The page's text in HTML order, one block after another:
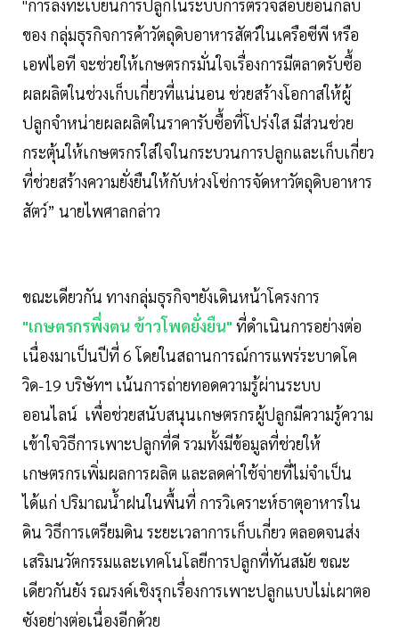
"การลงทะเบียนการปลูกในระบบการตรวจสอบย้อนกลับ
ของ กลุ่มธุรกิจการค้าวัตถุดิบอาหารสัตว์ในเครือซีพี หรือ
เอฟไอที จะช่วยให้เกษตรกรมั่นใจเรื่องการมีตลาดรับซื้อ
ผลผลิตในช่วงเก็บเกี่ยวที่แน่นอน ช่วยสร้างโอกาสให้ผู้
ปลูกจำหน่ายผลผลิตในราคารับซื้อที่โปร่งใส มีส่วนช่วย
กระตุ้นให้เกษตรกรใส่ใจในกระบวนการปลูกและเก็บเกี่ยว
ที่ช่วยสร้างความยั่งยืนให้กับห่วงโซ่การจัดหาวัตถุดิบอาหาร
สัตว์” นายไพศาลกล่าว
ขณะเดียวกัน ทางกลุ่มธุรกิจฯยังเดินหน้าโครงการ
"เกษตรกรพึ่งตน ข้าวโพดยั่งยืน" ที่ดำเนินการอย่างต่อ
เนื่องมาเป็นปีที่ 6 โดยในสถานการณ์การแพร่ระบาดโค
วิด-19 บริษัทฯ เน้นการถ่ายทอดความรู้ผ่านระบบ
ออนไลน์ เพื่อช่วยสนับสนุนเกษตรกรผู้ปลูกมีความรู้ความ
เข้าใจวิธีการเพาะปลูกที่ดี รวมทั้งมีข้อมูลที่ช่วยให้
เกษตรกรเพิ่มผลการผลิต และลดค่าใช้จ่ายที่ไม่จำเป็น
ได้แก่ ปริมาณน้ำฝนในพื้นที่ การวิเคราะห์ธาตุอาหารใน
ดิน วิธีการเตรียมดิน ระยะเวลาการเก็บเกี่ยว ตลอดจนส่ง
เสริมนวัตกรรมและเทคโนโลยีการปลูกที่ทันสมัย ขณะ
เดียวกันยัง รณรงค์เชิงรุกเรื่องการเพาะปลูกแบบไม่เผาตอ
ซังอย่างต่อเนื่องอีกด้วย